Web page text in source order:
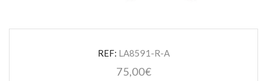
REF: LA8591-R-A
75,00€